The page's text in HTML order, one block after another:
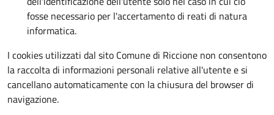
fosse necessario per l'accertamento di reati di natura
informatica.
I cookies utilizzati dal sito Comune di Riccione non consentono
la raccolta di informazioni personali relative all'utente e si
cancellano automaticamente con la chiusura del browser di
navigazione.